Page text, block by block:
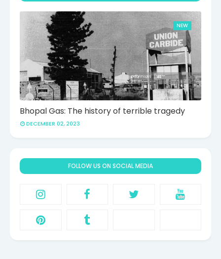
NEW
Bhopal Gas: The history of terrible tragedy
DECEMBER 02, 2023
FOLLOW US ON SOCIAL MEDIA